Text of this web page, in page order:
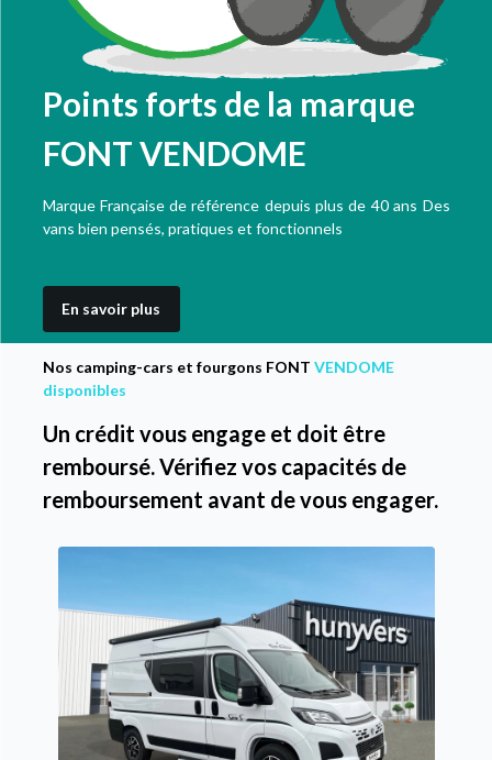
Points forts de la marque
FONT VENDOME
Marque Française de référence depuis plus de 40 ans Des
vans bien pensés, pratiques et fonctionnels
En savoir plus
Nos camping-cars et fourgons FONT VENDOME
disponibles
Un crédit vous engage et doit être
remboursé. Vérifiez vos capacités de
remboursement avant de vous engager.